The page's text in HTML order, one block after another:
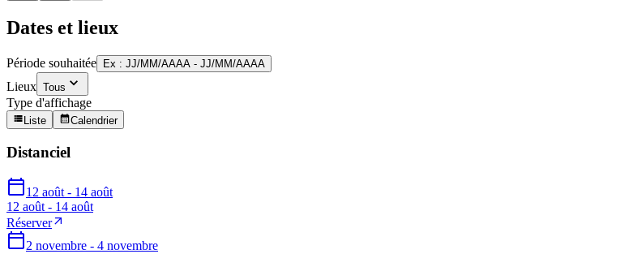
Dates et lieux
Période souhaitée Ex : JJ/MM/AAAA - JJ/MM/AAAA
Lieux Tous
Type d'affichage
Liste Calendrier
Distanciel
12 août - 14 août
12 août - 14 août
Réserver
2 novembre - 4 novembre